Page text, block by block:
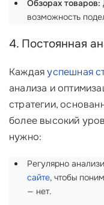
Обзорах товаров:
возможность
4. Постоянная
Каждаяуспешная
анализа и
стратегии,
более высокий
нужно:
Регулярно
сайте, чтобы
— нет.